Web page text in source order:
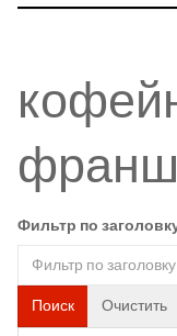
Фильтр по
Поиск Очистить